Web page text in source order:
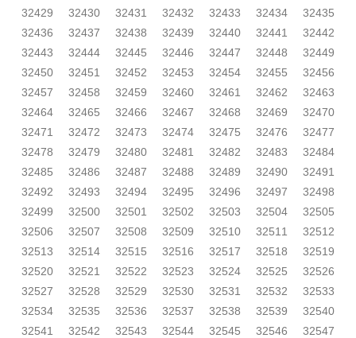
32429
32430 32431 32432 32433 32434
32435
32436
32437 32438 32439 32440 32441
32442
32443
32444 32445 32446 32447 32448
32449
32450
32451 32452 32453 32454 32455
32456
32457
32458 32459 32460 32461 32462
32463
32464
32465 32466 32467 32468 32469
32470
32471
32472 32473 32474 32475 32476
32477
32478
32479 32480 32481 32482 32483
32484
32485
32486 32487 32488 32489 32490
32491
32492
32493 32494 32495 32496 32497
32498
32499
32500 32501 32502 32503 32504
32505
32506
32507 32508 32509 32510 32511
32512
32513
32514 32515 32516 32517 32518
32519
32520
32521 32522 32523 32524 32525
32526
32527
32528 32529 32530 32531 32532
32533
32534
32535 32536 32537 32538 32539
32540
32541
32542 32543 32544 32545 32546
32547